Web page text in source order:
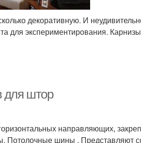
декоративную. И
для экспериментирования.
для штор
направляющих,
Потолочные шины . Представляют